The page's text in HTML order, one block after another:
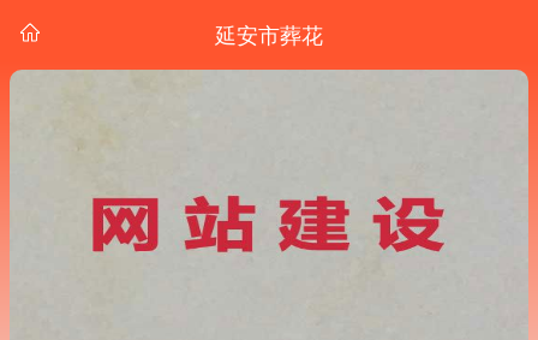
延安市葬花